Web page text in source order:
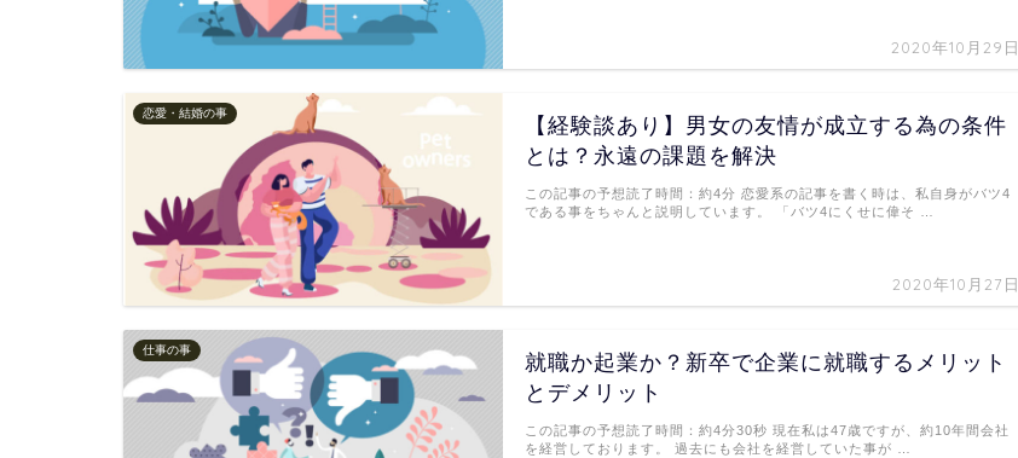
2020年10月29日
恋愛・結婚の事
【経験談あり】男女の友情が成立する為の条件
とは？永遠の課題を解決
2020年10月27日
この記事の予想読了時間：約4分 恋愛系の記事を書く時は、私自身がバツ4
である事をちゃんと説明しています。 「バツ4にくせに偉そ …
仕事の事
就職か起業か？新卒で企業に就職するメリット
とデメリット
この記事の予想読了時間：約4分30秒 現在私は47歳ですが、約10年間会社
を経営しております。 過去にも会社を経営していた事が …